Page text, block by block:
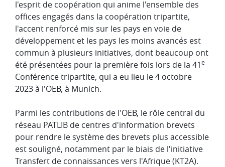
l'esprit de coopération qui anime l'ensemble des
offices engagés dans la coopération tripartite,
l'accent renforcé mis sur les pays en voie de
développement et les pays les moins avancés est
commun à plusieurs initiatives, dont beaucoup ont
été présentées pour la première fois lors de la 41e
Conférence tripartite, qui a eu lieu le 4 octobre
2023 à l'OEB, à Munich.
Parmi les contributions de l'OEB, le rôle central du
réseau PATLIB de centres d'information brevets
pour rendre le système des brevets plus accessible
est souligné, notamment par le biais de l'initiative
Transfert de connaissances vers l'Afrique (KT2A).